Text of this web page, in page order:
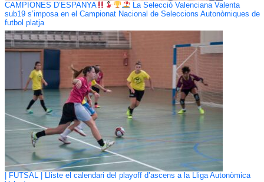
CAMPIONES D’ESPANYA
La Selecció Valenciana Valenta
sub19 s’imposa en el Campionat Nacional de Seleccions Autonòmiques de
futbol platja
| FUTSAL | Lliste el calendari del playoff d’ascens a la Lliga Autonòmica